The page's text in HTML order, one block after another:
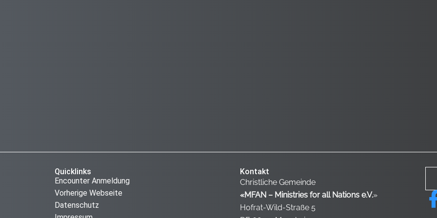
Quicklinks
Encounter Anmeldung
Vorherige Webseite
Datenschutz
Kontakt
Christliche Gemeinde
«MFAN – Ministries for all Nations e.V.»
Hofrat-Wild-Straße 5